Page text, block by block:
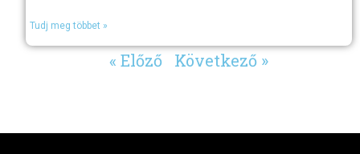
Tudj meg többet »
« Előző Következő »